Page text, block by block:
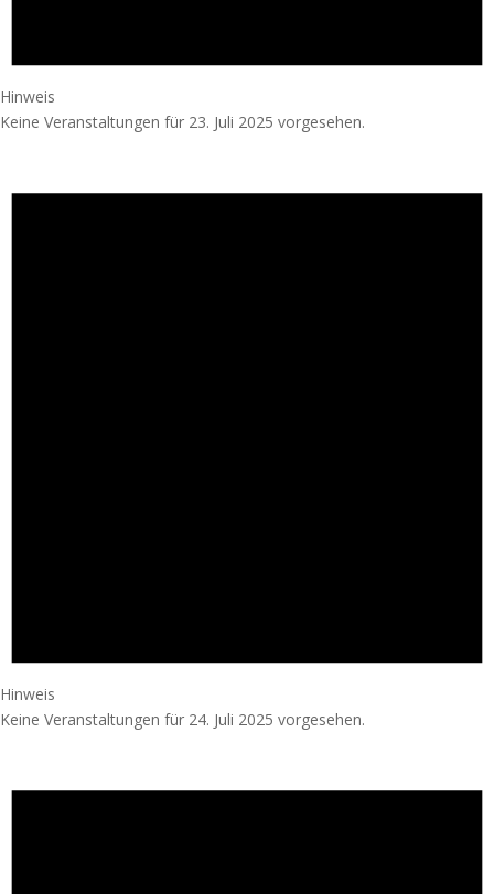
Hinweis
Keine Veranstaltungen für 23. Juli 2025 vorgesehen.
Hinweis
Keine Veranstaltungen für 24. Juli 2025 vorgesehen.